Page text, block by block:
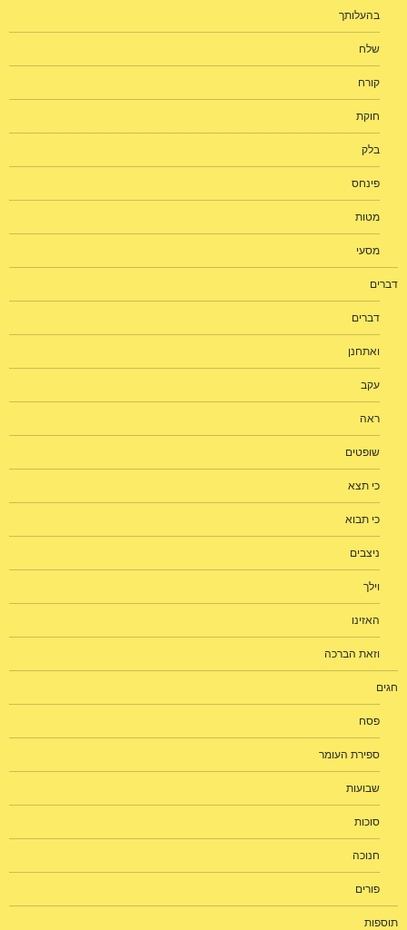
בהעלותך
שלח
קורח
חוקת
בלק
פינחס
מטות
מסעי
דברים
דברים
ואתחנן
עקב
ראה
שופטים
כי תצא
כי תבוא
ניצבים
וילך
האזינו
וזאת הברכה
חגים
פסח
ספירת העומר
שבועות
סוכות
חנוכה
פורים
תוספות